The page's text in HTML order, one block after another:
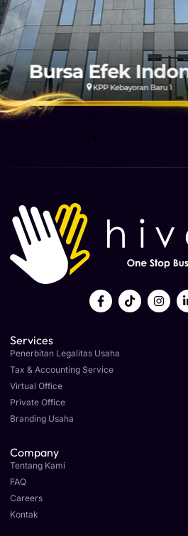
Services
Penerbitan Legalitas Usaha
Tax & Accounting Service
Virtual Office
Private Office
Branding Usaha
Company
Tentang Kami
FAQ
Careers
Kontak